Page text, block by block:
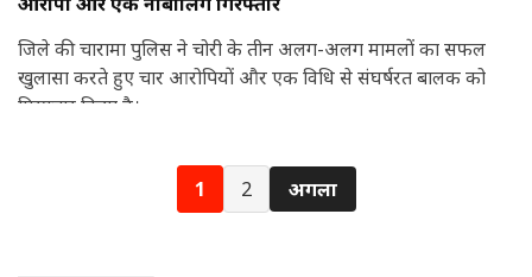
जिले की चारामा पुलिस ने चोरी के तीन अलग-अलग मामलों का सफल
खुलासा करते हुए चार आरोपियों और एक विधि से संघर्षरत बालक को
गिरफ्तार किया है।
1 2 अगला